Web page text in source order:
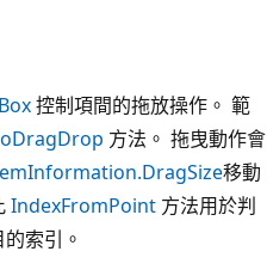
控制項間的拖放操作。 範
方法。 拖曳動作會
移動
IndexFromPoint 方法用於判
索引。